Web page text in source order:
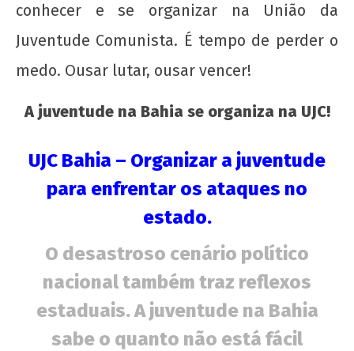
admin
Perfil da juventude baiana II
de 2018
admin
conhecer e se organizar na União da
Juventude Comunista. É tempo de perder o
medo. Ousar lutar, ousar vencer!
A juventude na Bahia se organiza na UJC!
UJC Bahia – Organizar a juventude
para enfrentar os ataques no
estado.
O desastroso cenário político
nacional também traz reflexos
estaduais. A juventude na Bahia
sabe o quanto não está fácil